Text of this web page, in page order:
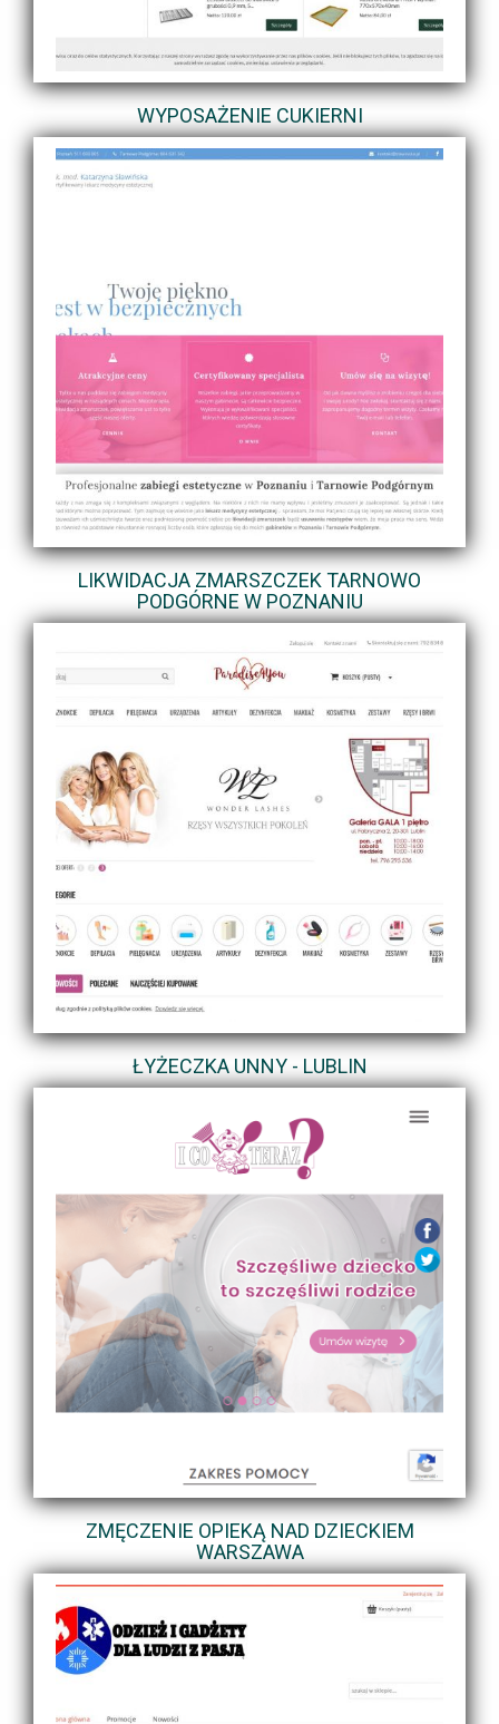
WYPOSAŻENIE CUKIERNI
LIKWIDACJA ZMARSZCZEK TARNOWO
PODGÓRNE W POZNANIU
ŁYŻECZKA UNNY - LUBLIN
ZMĘCZENIE OPIEKĄ NAD DZIECKIEM
WARSZAWA